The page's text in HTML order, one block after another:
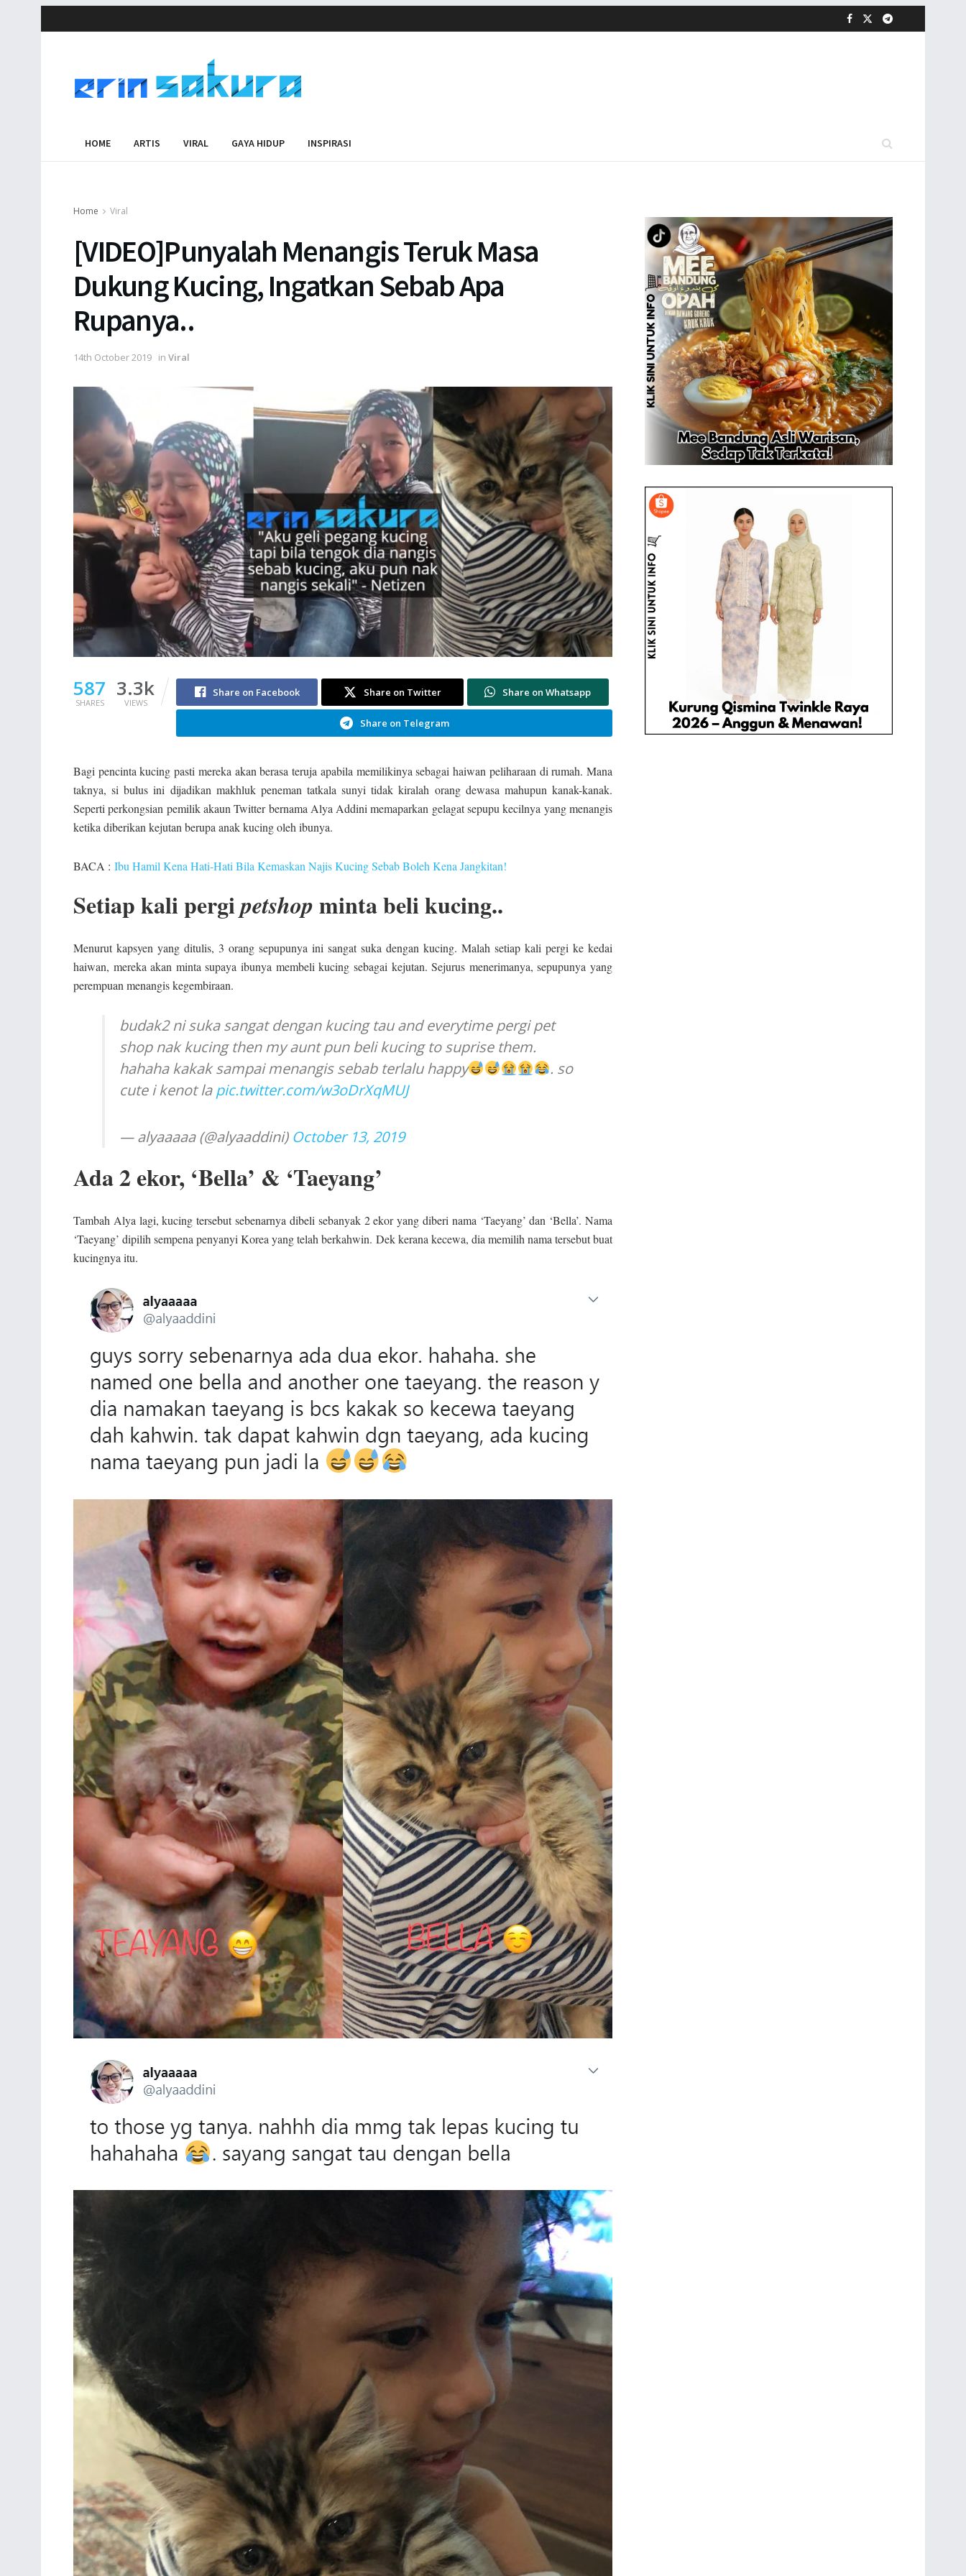
HOME ARTIS VIRAL GAYA HIDUP INSPIRASI
Home Viral
[VIDEO]Punyalah Menangis Teruk Masa
Dukung Kucing, Ingatkan Sebab Apa
Rupanya..
14th October 2019 in Viral
587
SHARES
3.3k
VIEWS
Share on Facebook Share on Twitter Share on Whatsapp
Share on Telegram
Bagi pencinta kucing pasti mereka akan berasa teruja apabila memilikinya sebagai haiwan peliharaan di rumah. Mana
taknya, si bulus ini dijadikan makhluk peneman tatkala sunyi tidak kiralah orang dewasa mahupun kanak-kanak.
Seperti perkongsian pemilik akaun Twitter bernama Alya Addini memaparkan gelagat sepupu kecilnya yang menangis
ketika diberikan kejutan berupa anak kucing oleh ibunya.
BACA : Ibu Hamil Kena Hati-Hati Bila Kemaskan Najis Kucing Sebab Boleh Kena Jangkitan!
Setiap kali pergipetshop minta beli kucing..
Menurut kapsyen yang ditulis, 3 orang sepupunya ini sangat suka dengan kucing. Malah setiap kali pergi ke kedai
haiwan, mereka akan minta supaya ibunya membeli kucing sebagai kejutan. Sejurus menerimanya, sepupunya yang
perempuan menangis kegembiraan.
budak2 ni suka sangat dengan kucing tau and everytime pergi pet
shop nak kucing then my aunt pun beli kucing to suprise them.
hahaha kakak sampai menangis sebab terlalu happy
. so
cute i kenot lapic.twitter.com/w3oDrXqMUJ
— alyaaaaa (@alyaaddini) October 13, 2019
Ada 2 ekor, ‘Bella’ & ‘Taeyang’
Tambah Alya lagi, kucing tersebut sebenarnya dibeli sebanyak 2 ekor yang diberi nama ‘Taeyang’ dan ‘Bella’. Nama
‘Taeyang’ dipilih sempena penyanyi Korea yang telah berkahwin. Dek kerana kecewa, dia memilih nama tersebut buat
kucingnya itu.